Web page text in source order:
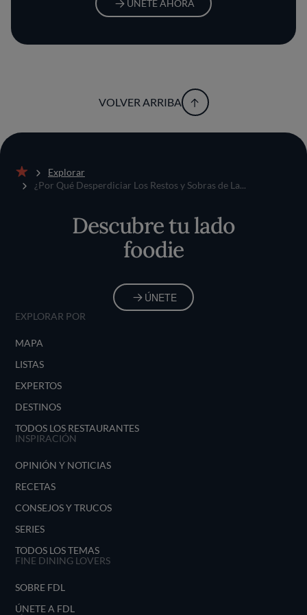
ÚNETE AHORA
VOLVER ARRIBA
Inicio
Explorar
¿Por Qué Desperdiciar Los Restos y Sobras de La...
Descubre tu lado
foodie
ÚNETE
EXPLORAR POR
MAPA
LISTAS
EXPERTOS
DESTINOS
TODOS LOS RESTAURANTES
INSPIRACIÓN
OPINIÓN Y NOTICIAS
RECETAS
CONSEJOS Y TRUCOS
SERIES
TODOS LOS TEMAS
FINE DINING LOVERS
SOBRE FDL
ÚNETE A FDL